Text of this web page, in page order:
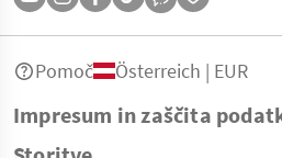
Impresum in zaščita
Pomoč Österreich | EUR